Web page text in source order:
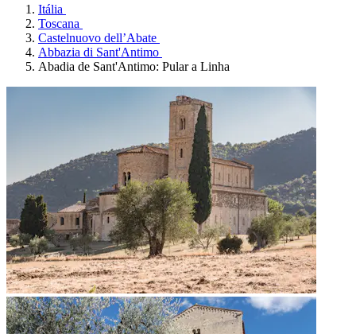
Itália
Toscana
Castelnuovo dell’Abate
Abbazia di Sant'Antimo
Abadia de Sant'Antimo: Pular a Linha